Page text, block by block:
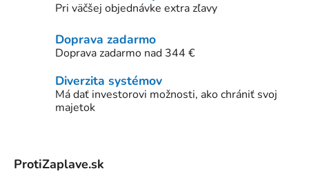
Pri väčšej objednávke extra zľavy
Doprava zadarmo
Doprava zadarmo nad 344 €
Diverzita systémov
Má dať investorovi možnosti, ako chrániť svoj
majetok
ProtiZaplave.sk